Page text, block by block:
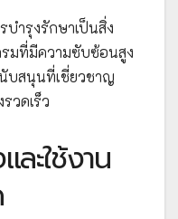
ำรุงรักษาเป็นสิ่ง
มที่มีความซับซ้อนสูง
บสนุนที่เชี่ยวชาญ
วดเร็ว
ะใช้งาน